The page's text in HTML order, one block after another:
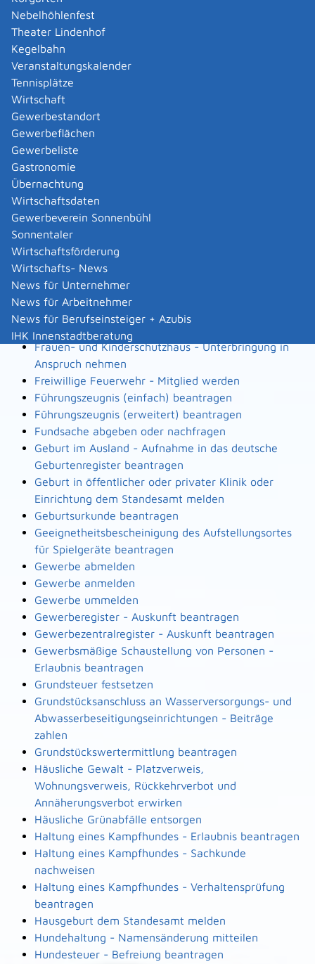
Nebelhöhlenfest
Theater Lindenhof
Kegelbahn
Veranstaltungskalender
Tennisplätze
Wirtschaft
Gewerbestandort
Gewerbeflächen
Gewerbeliste
Gastronomie
Übernachtung
Wirtschaftsdaten
Gewerbeverein Sonnenbühl
Sonnentaler
Wirtschaftsförderung
Wirtschafts- News
News für Unternehmer
News für Arbeitnehmer
News für Berufseinsteiger + Azubis
IHK Innenstadtberatung
werden
Ehrenpatenschaft durch den Bundespräsidenten
beantragen
eID-Karte als europäische Bürgerin oder
europäischer Bürger beantragen
Ein Bürgerbegehren einreichen
Einwohnerantrag stellen
Einzugstermin bestätigen
(Wohnungsgeberbescheinigung)
Erdbestattung - Beerdigung beauftragen
Erlaubnis als Pfandleiher oder Pfandvermittler
beantragen
Erlaubnis für Versteigerungen beantragen
Erlaubnis zum Verkauf von Waren auf Messen,
Festen und zu besonderen Anlässen beantragen
Erschließungsbeiträge zahlen
Erwerbsminderungsrente beantragen
Feuerbestattung beantragen
Fischereischein beantragen
Flächennutzungsplan einsehen
Frauen- und Kinderschutzhaus - Unterbringung in
Anspruch nehmen
Freiwillige Feuerwehr - Mitglied werden
Führungszeugnis (einfach) beantragen
Führungszeugnis (erweitert) beantragen
Fundsache abgeben oder nachfragen
Geburt im Ausland - Aufnahme in das deutsche
Geburtenregister beantragen
Geburt in öffentlicher oder privater Klinik oder
Einrichtung dem Standesamt melden
Geburtsurkunde beantragen
Geeignetheitsbescheinigung des Aufstellungsortes
für Spielgeräte beantragen
Gewerbe abmelden
Gewerbe anmelden
Gewerbe ummelden
Gewerberegister - Auskunft beantragen
Gewerbezentralregister - Auskunft beantragen
Gewerbsmäßige Schaustellung von Personen -
Erlaubnis beantragen
Grundsteuer festsetzen
Grundstücksanschluss an Wasserversorgungs- und
Abwasserbeseitigungseinrichtungen - Beiträge
zahlen
Grundstückswertermittlung beantragen
Häusliche Gewalt - Platzverweis,
Wohnungsverweis, Rückkehrverbot und
Annäherungsverbot erwirken
Häusliche Grünabfälle entsorgen
Haltung eines Kampfhundes - Erlaubnis beantragen
Haltung eines Kampfhundes - Sachkunde
nachweisen
Haltung eines Kampfhundes - Verhaltensprüfung
beantragen
Hausgeburt dem Standesamt melden
Hundehaltung - Namensänderung mitteilen
Hundesteuer - Befreiung beantragen